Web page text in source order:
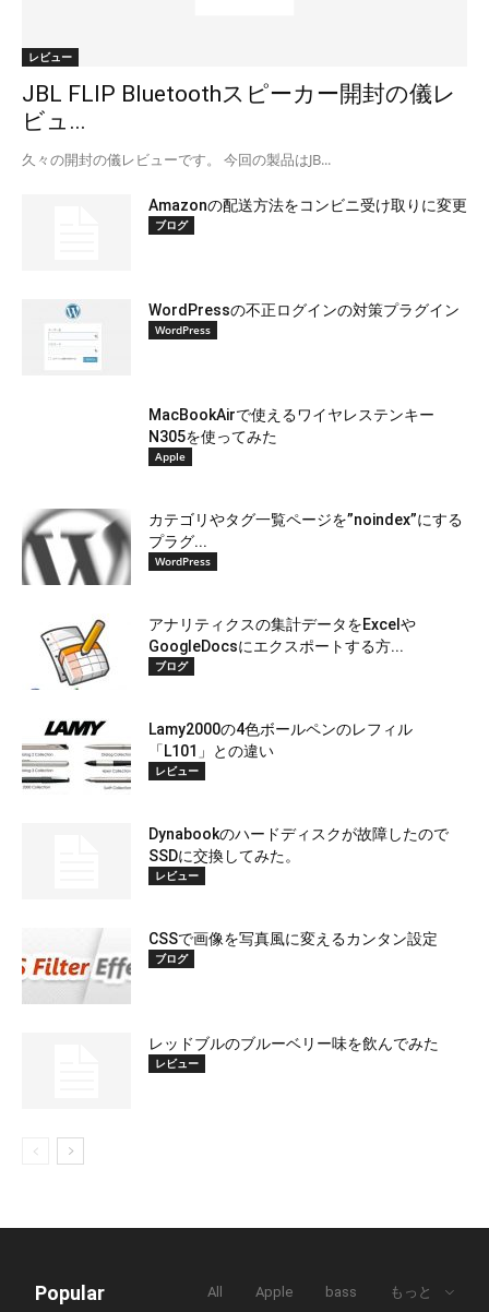
レビュー
JBL FLIP Bluetoothスピーカー開封の儀レ
ビュ...
久々の開封の儀レビューです。 今回の製品はJB...
Amazonの配送方法をコンビニ受け取りに変更
ブログ
WordPressの不正ログインの対策プラグイン
WordPress
MacBookAirで使えるワイヤレステンキー
N305を使ってみた
Apple
カテゴリやタグ一覧ページを”noindex”にする
プラグ...
WordPress
アナリティクスの集計データをExcelや
GoogleDocsにエクスポートする方...
ブログ
Lamy2000の4色ボールペンのレフィル
「L101」との違い
レビュー
Dynabookのハードディスクが故障したので
SSDに交換してみた。
レビュー
CSSで画像を写真風に変えるカンタン設定
ブログ
レッドブルのブルーベリー味を飲んでみた
レビュー
Popular All Apple bass もっと